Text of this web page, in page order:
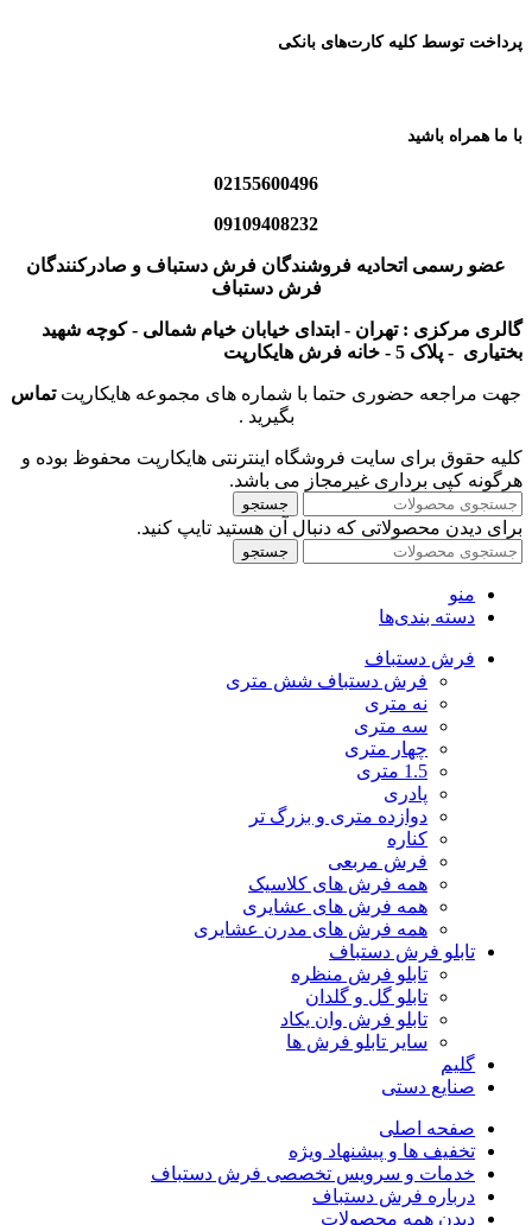
پرداخت توسط کلیه کارت‌های بانکی
با ما همراه باشید
02155600496
09109408232
عضو رسمی اتحادیه فروشندگان فرش دستباف و صادرکنندگان
فرش دستباف
گالری مرکزی : تهران - ابتدای خیابان خیام شمالی - کوچه شهید
بختیاری - پلاک 5 - خانه فرش هایکارپت
جهت مراجعه حضوری حتما با شماره های مجموعه هایکارپتتماس
بگیرید .
کلیه حقوق برای سایت فروشگاه اینترنتی هایکارپت محفوظ بوده و
هرگونه کپی برداری غیرمجاز می باشد.
جستجو
برای دیدن محصولاتی که دنبال آن هستید تایپ کنید.
جستجو
منو
دسته بندی‌ها
فرش دستباف
فرش دستباف شش متری
نه متری
سه متری
چهار متری
1.5 متری
پادری
دوازده متری و بزرگ تر
کناره
فرش مربعی
همه فرش های کلاسیک
همه فرش های عشایری
همه فرش های مدرن عشایری
تابلو فرش دستباف
تابلو فرش منظره
تابلو گل و گلدان
تابلو فرش وان یکاد
سایر تابلو فرش ها
گلیم
صنایع دستی
صفحه اصلی
تخفیف ها و پیشنهاد ویژه
خدمات و سرویس تخصصی فرش دستباف
درباره فرش دستباف
دیدن همه محصولات